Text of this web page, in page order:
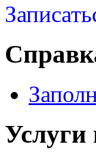
Услуги